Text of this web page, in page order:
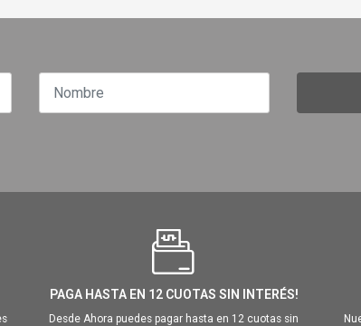
PAGA HASTA EN 12 CUOTAS SIN INTERÉS!
Desde Ahora puedes pagar hasta en 12 cuotas sin